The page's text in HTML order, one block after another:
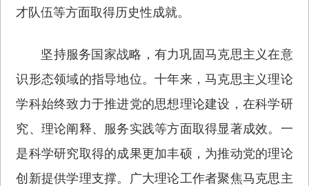
才队伍等方面取得历史性成就。
坚持服务国家战略，有力巩固马克思主义在意
识形态领域的指导地位。十年来，马克思主义理论
学科始终致力于推进党的思想理论建设，在科学研
究、理论阐释、服务实践等方面取得显著成效。一
是科学研究取得的成果更加丰硕，为推动党的理论
创新提供学理支撑。广大理论工作者聚焦马克思主